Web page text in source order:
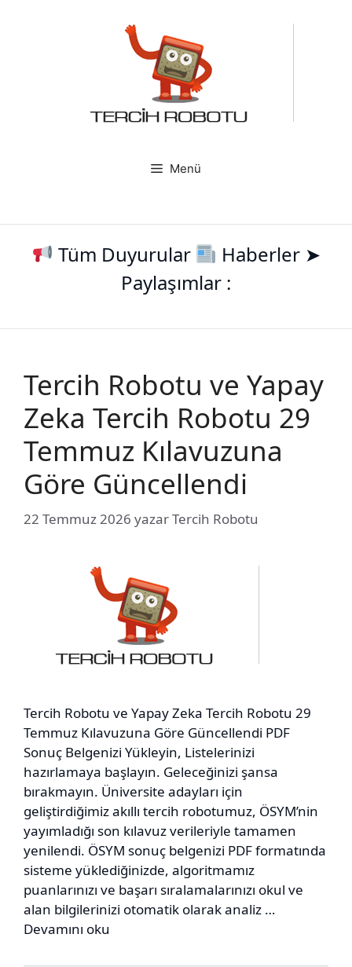
Menü
Tüm Duyurular
Haberler ➤
Paylaşımlar :
Tercih Robotu ve Yapay
Zeka Tercih Robotu 29
Temmuz Kılavuzuna
Göre Güncellendi
22 Temmuz 2026 yazarTercih Robotu
Tercih Robotu ve Yapay Zeka Tercih Robotu 29
Temmuz Kılavuzuna Göre Güncellendi PDF
Sonuç Belgenizi Yükleyin, Listelerinizi
hazırlamaya başlayın. Geleceğinizi şansa
bırakmayın. Üniversite adayları için
geliştirdiğimiz akıllı tercih robotumuz, ÖSYM’nin
yayımladığı son kılavuz verileriyle tamamen
yenilendi. ÖSYM sonuç belgenizi PDF formatında
sisteme yüklediğinizde, algoritmamız
puanlarınızı ve başarı sıralamalarınızı okul ve
alan bilgilerinizi otomatik olarak analiz …
Devamını oku